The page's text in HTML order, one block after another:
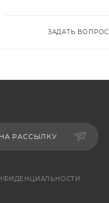
ЗАДАТЬ ВОПРОС
РАССЫЛКУ